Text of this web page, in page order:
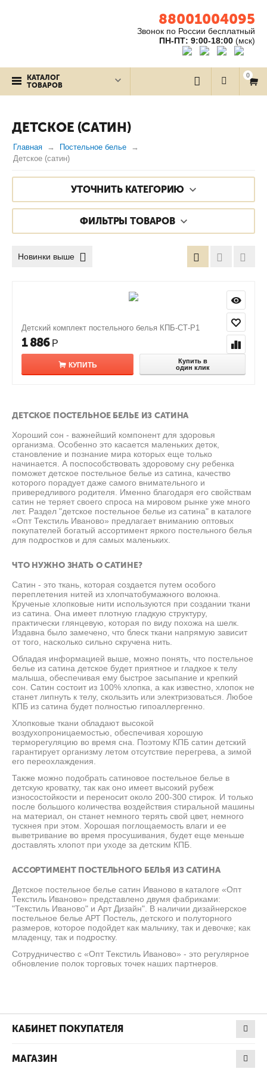
88001004095
Звонок по России бесплатный
ПН-ПТ: 9:00-18:00 (мск)
КАТАЛОГ
ТОВАРОВ
0
ДЕТСКОЕ (САТИН)
Главная
Постельное белье
Детское (сатин)
УТОЧНИТЬ КАТЕГОРИЮ
ФИЛЬТРЫ ТОВАРОВ
Новинки выше
Детский комплект постельного белья КПБ-СТ-Р1
1 886 Р
КУПИТЬ
Купить в
один клик
ДЕТСКОЕ ПОСТЕЛЬНОЕ БЕЛЬЕ ИЗ САТИНА
Хороший сон - важнейший компонент для здоровья
организма. Особенно это касается маленьких деток,
становление и познание мира которых еще только
начинается. А поспособствовать здоровому сну ребенка
поможет детское постельное белье из сатина, качество
которого порадует даже самого внимательного и
привередливого родителя. Именно благодаря его свойствам
сатин не теряет своего спроса на мировом рынке уже много
лет. Раздел "детское постельное белье из сатина" в каталоге
«Опт Текстиль Иваново» предлагает вниманию оптовых
покупателей богатый ассортимент яркого постельного белья
для подростков и для самых маленьких.
ЧТО НУЖНО ЗНАТЬ О САТИНЕ?
Сатин - это ткань, которая создается путем особого
переплетения нитей из хлопчатобумажного волокна.
Крученые хлопковые нити используются при создании ткани
из сатина. Она имеет плотную гладкую структуру,
практически глянцевую, которая по виду похожа на шелк.
Издавна было замечено, что блеск ткани напрямую зависит
от того, насколько сильно скручена нить.
Обладая информацией выше, можно понять, что постельное
белье из сатина детское будет приятное и гладкое к телу
малыша, обеспечивая ему быстрое засыпание и крепкий
сон. Сатин состоит из 100% хлопка, а как известно, хлопок не
станет липнуть к телу, скользить или электризоваться. Любое
КПБ из сатина будет полностью гипоаллергенно.
Хлопковые ткани обладают высокой
воздухопроницаемостью, обеспечивая хорошую
терморегуляцию во время сна. Поэтому КПБ сатин детский
гарантирует организму летом отсутствие перегрева, а зимой
его переохлаждения.
Также можно подобрать сатиновое постельное белье в
детскую кроватку, так как оно имеет высокий рубеж
износостойкости и переносит около 200-300 стирок. И только
после большого количества воздействия стиральной машины
на материал, он станет немного терять свой цвет, немного
тускнея при этом. Хорошая поглощаемость влаги и ее
выветривание во время просушивания, будет еще меньше
доставлять хлопот при уходе за детским КПБ.
АССОРТИМЕНТ ПОСТЕЛЬНОГО БЕЛЬЯ ИЗ САТИНА
Детское постельное белье сатин Иваново в каталоге «Опт
Текстиль Иваново» представлено двумя фабриками:
"Текстиль Иваново" и Арт Дизайн". В наличии дизайнерское
постельное белье АРТ Постель, детского и полуторного
размеров, которое подойдет как мальчику, так и девочке; как
младенцу, так и подростку.
Сотрудничество с «Опт Текстиль Иваново» - это регулярное
обновление полок торговых точек наших партнеров.
КАБИНЕТ ПОКУПАТЕЛЯ
МАГАЗИН